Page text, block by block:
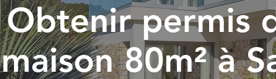
Obtenir permis
maison 80m² à